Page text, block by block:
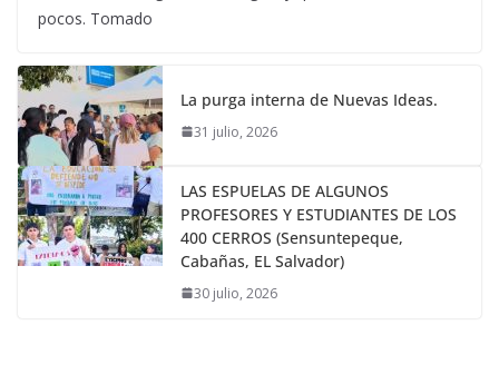
pocos. Tomado
La purga interna de Nuevas Ideas.
31 julio, 2026
LAS ESPUELAS DE ALGUNOS
PROFESORES Y ESTUDIANTES DE LOS
400 CERROS (Sensuntepeque,
Cabañas, EL Salvador)
30 julio, 2026